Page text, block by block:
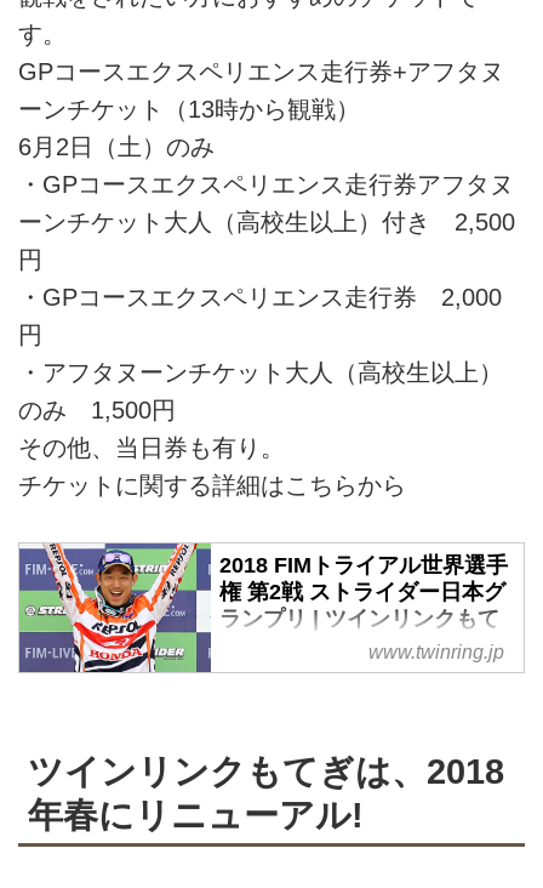
す。
GPコースエクスペリエンス走行券+アフタヌ
ーンチケット（13時から観戦）
6月2日（土）のみ
・GPコースエクスペリエンス走行券アフタヌ
ーンチケット大人（高校生以上）付き 2,500
円
・GPコースエクスペリエンス走行券 2,000
円
・アフタヌーンチケット大人（高校生以上）
のみ 1,500円
その他、当日券も有り。
チケットに関する詳細はこちらから
2018 FIMトライアル世界選手
権 第2戦 ストライダー日本グ
ランプリ | ツインリンクもて
www.twinring.jp
ツインリンクもてぎは、2018
年春にリニューアル!